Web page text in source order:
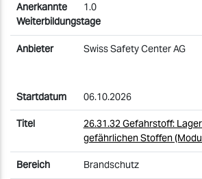
1.0
Swiss Safety Center AG
06.10.2026
26.31.32 Gefahrstoff:
gefährlichen Stoffen
Brandschutz